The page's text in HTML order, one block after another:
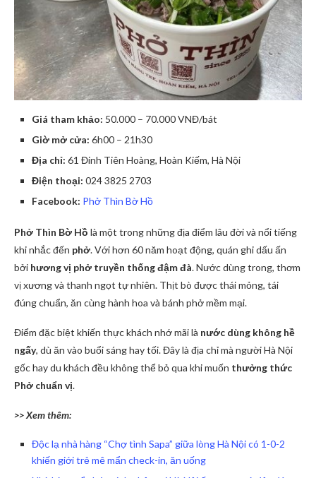
Giá tham khảo: 50.000 – 70.000 VNĐ/bát
Giờ mở cửa: 6h00 – 21h30
Địa chỉ: 61 Đinh Tiên Hoàng, Hoàn Kiếm, Hà Nội
Điện thoại: 024 3825 2703
Facebook: Phở Thìn Bờ Hồ
Phở Thìn Bờ Hồ là một trong những địa điểm lâu đời và nổi tiếng
khi nhắc đến phở. Với hơn 60 năm hoạt động, quán ghi dấu ấn
bởi hương vị phở truyền thống đậm đà. Nước dùng trong, thơm
vị xương và thanh ngọt tự nhiên. Thịt bò được thái mỏng, tái
đúng chuẩn, ăn cùng hành hoa và bánh phở mềm mại.
Điểm đặc biệt khiến thực khách nhớ mãi là nước dùng không hề
ngấy, dù ăn vào buổi sáng hay tối. Đây là địa chỉ mà người Hà Nội
gốc hay du khách đều không thể bỏ qua khi muốn thưởng thức
Phở chuẩn vị.
>> Xem thêm:
Độc lạ nhà hàng “Chợ tình Sapa” giữa lòng Hà Nội có 1-0-2
khiến giới trẻ mê mẩn check-in, ăn uống